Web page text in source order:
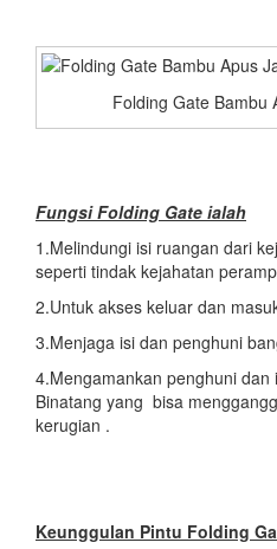
Folding Gate Bambu
Fungsi Folding Gate ialah
1.Melindungi isi ruangan dari
seperti tindak kejahatan
2.Untuk akses keluar dan
3.Menjaga isi dan penghuni
4.Mengamankan penghuni
Binatang yang bisa
kerugian .
Keunggulan Pintu Folding